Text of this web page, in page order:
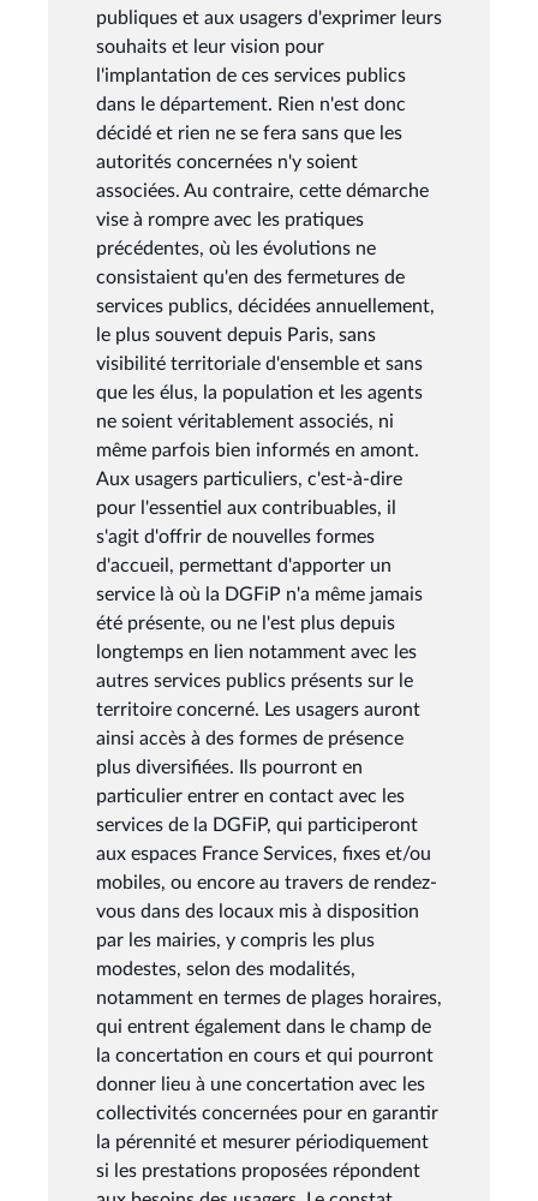
publiques et aux usagers d'exprimer leurs
souhaits et leur vision pour
l'implantation de ces services publics
dans le département. Rien n'est donc
décidé et rien ne se fera sans que les
autorités concernées n'y soient
associées. Au contraire, cette démarche
vise à rompre avec les pratiques
précédentes, où les évolutions ne
consistaient qu'en des fermetures de
services publics, décidées annuellement,
le plus souvent depuis Paris, sans
visibilité territoriale d'ensemble et sans
que les élus, la population et les agents
ne soient véritablement associés, ni
même parfois bien informés en amont.
Aux usagers particuliers, c'est-à-dire
pour l'essentiel aux contribuables, il
s'agit d'offrir de nouvelles formes
d'accueil, permettant d'apporter un
service là où la DGFiP n'a même jamais
été présente, ou ne l'est plus depuis
longtemps en lien notamment avec les
autres services publics présents sur le
territoire concerné. Les usagers auront
ainsi accès à des formes de présence
plus diversifiées. Ils pourront en
particulier entrer en contact avec les
services de la DGFiP, qui participeront
aux espaces France Services, fixes et/ou
mobiles, ou encore au travers de rendez-
vous dans des locaux mis à disposition
par les mairies, y compris les plus
modestes, selon des modalités,
notamment en termes de plages horaires,
qui entrent également dans le champ de
la concertation en cours et qui pourront
donner lieu à une concertation avec les
collectivités concernées pour en garantir
la pérennité et mesurer périodiquement
si les prestations proposées répondent